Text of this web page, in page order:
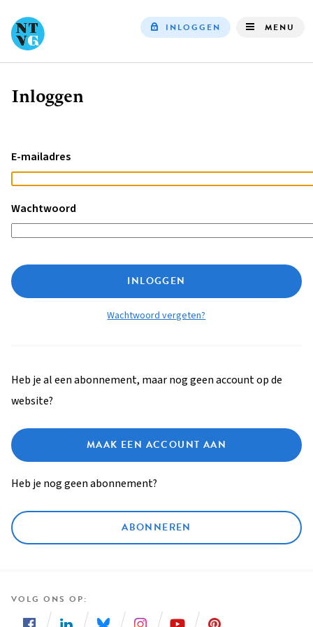
INLOGGEN MENU
Kruimelpad
Inloggen
E-mailadres
Wachtwoord
INLOGGEN
Wachtwoord vergeten?
Heb je al een abonnement, maar nog geen account op de
website?
MAAK EEN ACCOUNT AAN
Heb je nog geen abonnement?
ABONNEREN
VOLG ONS OP